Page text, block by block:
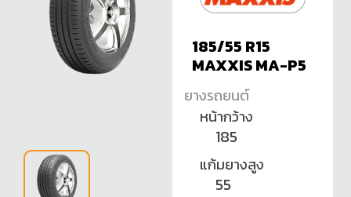
185/55 R15
MAXXIS MA-P5
ยางรถยนต์
หน้ากว้าง
185
แก้มยางสูง
55